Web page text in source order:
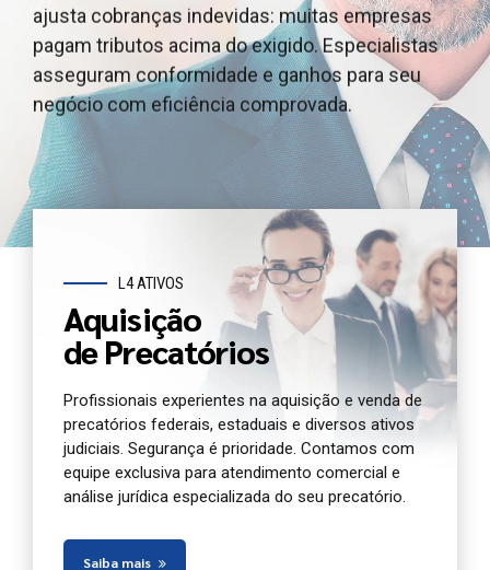
outros ativos judiciais, garantindo segurança
jurídica e agilidade. Oferecemos atendimento e
análise completa para você antecipar seu crédito
com segurança.
ajusta cobranças indevidas: muitas empresas
pagam tributos acima do exigido. Especialistas
asseguram conformidade e ganhos para seu
negócio com eficiência comprovada.
e outros ativos judiciais, garantindo segurança e
agilidade. Oferecemos atendimento dedicado e
análise jurídica completa do seu precatório
agora.
L4 ATIVOS
Aquisição
de Precatórios
Profissionais experientes na aquisição e venda de
precatórios federais, estaduais e diversos ativos
judiciais. Segurança é prioridade. Contamos com
equipe exclusiva para atendimento comercial e
análise jurídica especializada do seu precatório.
Saiba mais